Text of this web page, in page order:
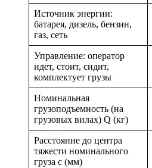
Источник энергии:
батарея, дизель, бензин,
газ, сеть
Управление: оператор
идет, стоит, сидит,
комплектует грузы
Номинальная
грузоподъемность (на
грузовых вилах) Q (кг)
Расстояние до центра
тяжести номинального
груза c (мм)